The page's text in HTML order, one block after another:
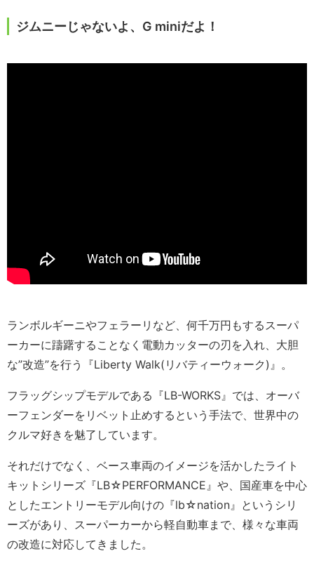
ジムニーじゃないよ、G miniだよ！
ランボルギーニやフェラーリなど、何千万円もするスーパ
ーカーに躊躇することなく電動カッターの刃を入れ、大胆
な”改造”を行う『Liberty Walk(リバティーウォーク)』。
フラッグシップモデルである『LB-WORKS』では、オーバ
ーフェンダーをリベット止めするという手法で、世界中の
クルマ好きを魅了しています。
それだけでなく、ベース車両のイメージを活かしたライト
キットシリーズ『LB☆PERFORMANCE』や、国産車を中心
としたエントリーモデル向けの『lb☆nation』というシリ
ーズがあり、スーパーカーから軽自動車まで、様々な車両
の改造に対応してきました。